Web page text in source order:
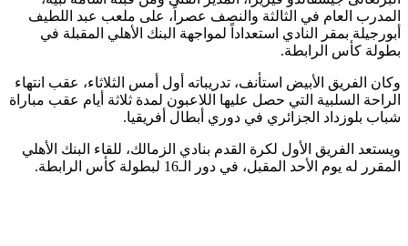
المدرب العام في الثالثة والنصف عصراً، على ملعب عبد اللطيف
أبورجيلة بمقر النادي استعداداً لمواجهة البنك الأهلي المقبلة في
بطولة كأس الرابطة.
وكان الفريق الأبيض استأنف، تدريباته أول أمس الثلاثاء، عقب انتهاء
الراحة السلبية التي حصل عليها اللاعبون لمدة ثلاثة أيام عقب مباراة
شباب بلوزداد الجزائري في دوري أبطال أفريقيا.
ويستعد الفريق الأول لكرة القدم بنادي الزمالك، للقاء البنك الأهلي
المقرر له يوم الأحد المقبل، في دور الـ16 لبطولة كأس الرابطة.